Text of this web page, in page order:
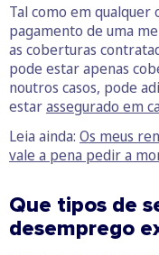
Tal como em
pagamento de uma
as coberturas
pode estar apenas
noutros casos, pode
estarassegurado em
Leia ainda: Os meus
vale a pena pedir a
Que tipos de
desemprego